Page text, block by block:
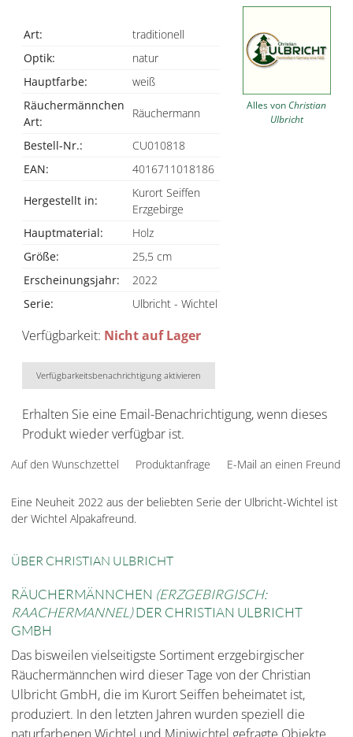
Art:
traditionell
Optik:
natur
Hauptfarbe:
weiß
Räuchermännchen
Art:
Räuchermann
Bestell-Nr.:
CU010818
EAN:
4016711018186
Hergestellt in:
Kurort Seiffen
Erzgebirge
Hauptmaterial:
Holz
Größe:
25,5 cm
Erscheinungsjahr:
2022
Serie:
Ulbricht - Wichtel
Alles von Christian
Ulbricht
Verfügbarkeit: Nicht auf Lager
Verfügbarkeitsbenachrichtigung aktivieren
Erhalten Sie eine Email-Benachrichtigung, wenn dieses
Produkt wieder verfügbar ist.
Auf den Wunschzettel Produktanfrage E-Mail an einen Freund
Eine Neuheit 2022 aus der beliebten Serie der Ulbricht-Wichtel ist
der Wichtel Alpakafreund.
ÜBER CHRISTIAN ULBRICHT
RÄUCHERMÄNNCHEN (ERZGEBIRGISCH:
RAACHERMANNEL)DER CHRISTIAN ULBRICHT
GMBH
Das bisweilen vielseitigste Sortiment erzgebirgischer
Räuchermännchen wird dieser Tage von der Christian
Ulbricht GmbH, die im Kurort Seiffen beheimatet ist,
produziert. In den letzten Jahren wurden speziell die